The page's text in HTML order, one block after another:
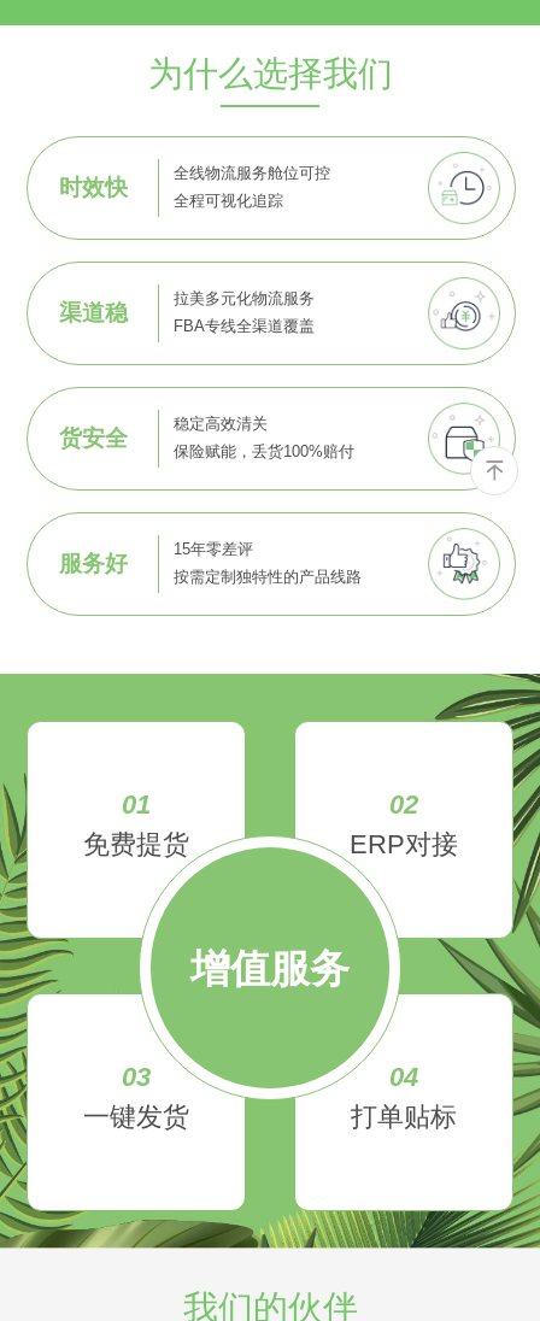
为什么选择我们
时效快
全线物流服务舱位可控
全程可视化追踪
渠道稳
拉美多元化物流服务
FBA专线全渠道覆盖
货安全
稳定高效清关
保险赋能，丢货100%赔付
服务好
15年零差评
按需定制独特性的产品线路
增值服务
01
免费提货
02
ERP对接
03
一键发货
04
打单贴标
我们的伙伴